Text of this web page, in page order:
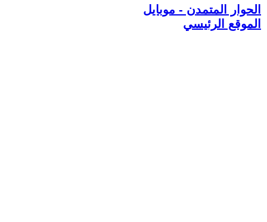
الحوار المتمدن - موبايل
الموقع الرئيسي